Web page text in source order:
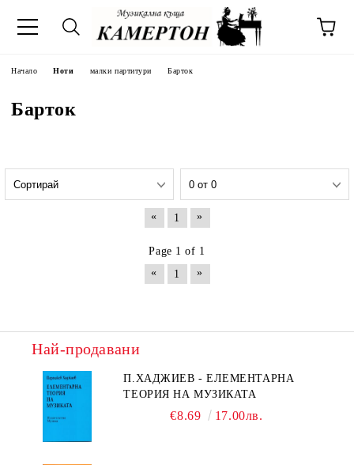
Начало Ноти малки партитури Барток
Барток
« 1 »
Page 1 of 1
«
1 »
Най-продавани
П.ХАДЖИЕВ - ЕЛЕМЕНТАРНА
ТЕОРИЯ НА МУЗИКАТА
€8.69 17.00лв.